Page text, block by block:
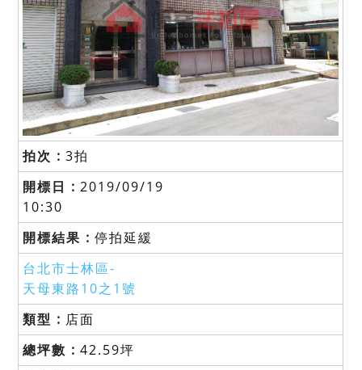
3拍
2019/09/19
10:30
停拍延緩
台北市士林區-
天母東路10之1號
店面
42.59坪